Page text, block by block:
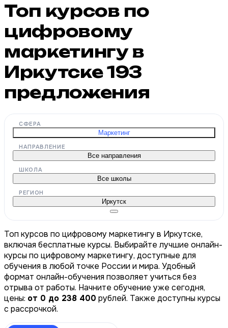
Топ курсов по
цифровому
маркетингу в
Иркутске193
предложения
СФЕРА
Маркетинг
НАПРАВЛЕНИЕ
Все направления
ШКОЛА
Все школы
РЕГИОН
Иркутск
Топ курсов по цифровому маркетингу в Иркутске,
включая бесплатные курсы. Выбирайте лучшие онлайн-
курсы по цифровому маркетингу, доступные для
обучения в любой точке России и мира. Удобный
формат онлайн-обучения позволяет учиться без
отрыва от работы. Начните обучение уже сегодня,
цены: от 0 до 238 400 рублей. Также доступны курсы
с рассрочкой.